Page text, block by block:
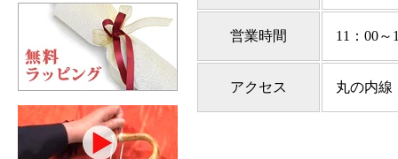
営業時間 11：00
アクセス 丸の内